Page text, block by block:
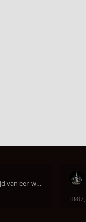
Werk jij nog met rusttijd van een week of niet e
Hk87,